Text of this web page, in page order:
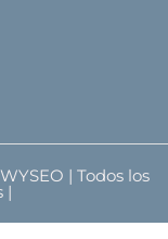
| Todos los
|